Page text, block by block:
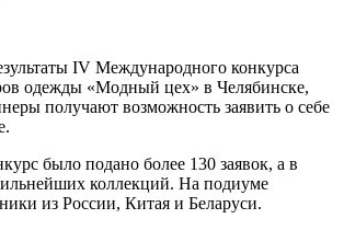
IV Международного конкурса
одежды «Модный цех» в Челябинске,
получают возможность заявить о себе
было подано более 130 заявок, а в
коллекций. На подиуме
из России, Китая и Беларуси.